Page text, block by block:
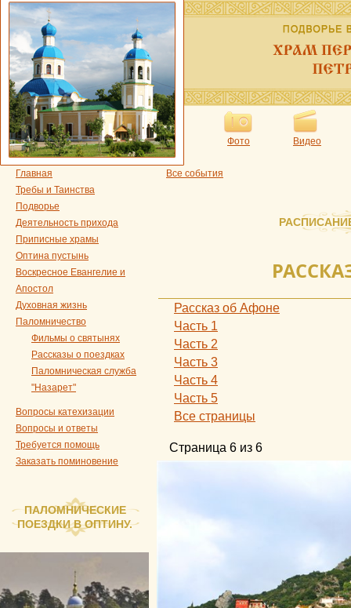
Фото Видео
Главная
Требы и Таинства
Подворье
Деятельность прихода
Приписные храмы
Оптина пустынь
Воскресное Евангелие и
Апостол
Духовная жизнь
Паломничество
Фильмы о святынях
Рассказы о поездках
Паломническая служба
"Назарет"
Вопросы катехизации
Вопросы и ответы
Требуется помощь
Заказать поминовение
ПАЛОМНИЧЕСКИЕ
ПОЕЗДКИ В ОПТИНУ.
Все события
Рассказ об Афоне
Часть 1
Часть 2
Часть 3
Часть 4
Часть 5
Все страницы
Страница 6 из 6